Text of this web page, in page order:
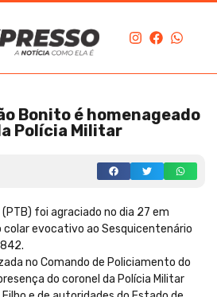
Bonito é homenageado
Polícia Militar
foi agraciado no dia 27 em
colar evocativo ao Sesquicentenário
no Comando de Policiamento do
do coronel da Polícia Militar